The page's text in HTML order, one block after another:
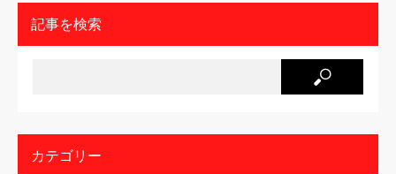
記事を検索
カテゴリー